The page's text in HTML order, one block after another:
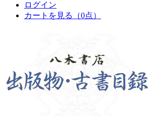
ログイン
カートを見る
（0点）